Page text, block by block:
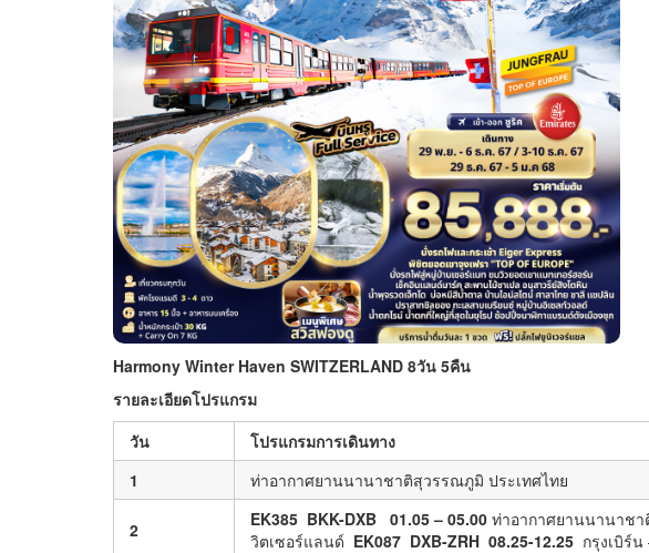
Harmony Winter Haven SWITZERLAND 8วัน 5คืน
รายละเอียดโปรแกรม
วัน
โปรแกรมการเดินทาง
1
ท่าอากาศยานนานาชาติสุวรรณภูมิ ประเทศไทย
2 EK385 BKK-DXB 01.05 – 05.00 ท่าอากาศยานนานาช
วิตเซอร์แลนด์ EK087 DXB-ZRH 08.25-12.25 กรุงเบิร์